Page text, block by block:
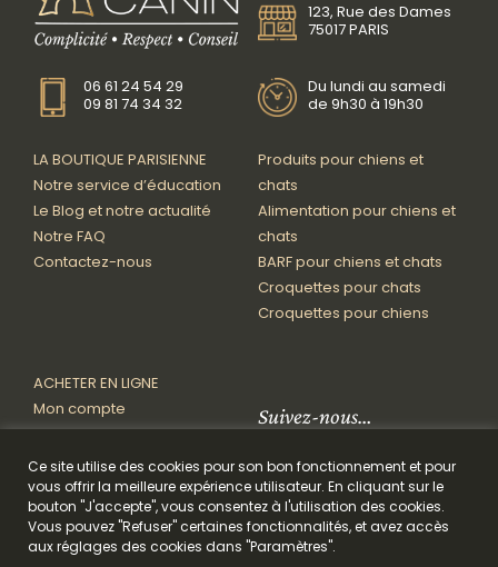
123, Rue des Dames
75017 PARIS
06 61 24 54 29
09 81 74 34 32
Du lundi au samedi
de 9h30 à 19h30
Suivez-nous…
LA BOUTIQUE PARISIENNE
Notre service d’éducation
Le Blog et notre actualité
Notre FAQ
Contactez-nous
Produits pour chiens et
chats
Alimentation pour chiens et
chats
BARF pour chiens et chats
Croquettes pour chats
Croquettes pour chiens
ACHETER EN LIGNE
Mon compte
Mon panier
Paiement • Livraison • Retour
Conditions de vente
© 2026 Le Paris Canin®. Tous droits réservés.Design par Nekosign
Ce site utilise des cookies pour son bon fonctionnement et pour
vous offrir la meilleure expérience utilisateur. En cliquant sur le
bouton "J'accepte", vous consentez à l'utilisation des cookies.
Vous pouvez "Refuser" certaines fonctionnalités, et avez accès
aux réglages des cookies dans "Paramètres".